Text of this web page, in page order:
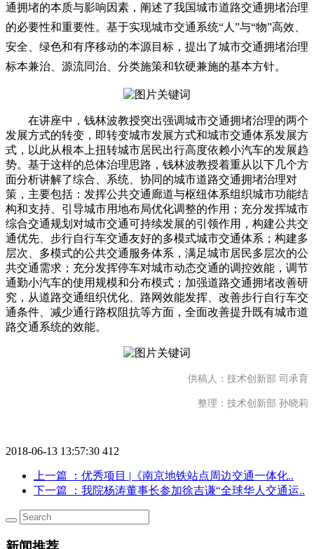
通拥堵的本质与影响因素，阐述了我国城市道路交通拥堵治理
的必要性和重要性。基于实现城市交通系统“人”与“物”高效、
安全、绿色和有序移动的本源目标，提出了城市交通拥堵治理
标本兼治、源流同治、分类施策和软硬兼施的基本方针。
在讲座中，钱林波教授突出强调城市交通拥堵治理的两个
发展方式的转变，即转变城市发展方式和城市交通体系发展方
式，以此从根本上扭转城市居民出行高度依赖小汽车的发展趋
势。基于这样的总体治理思路，钱林波教授着重从以下几个方
面分析讲解了综合、系统、协同的城市道路交通拥堵治理对
策，主要包括：发挥公共交通廊道与枢纽体系组织城市功能结
构和支持、引导城市用地布局优化调整的作用；充分发挥城市
综合交通规划对城市交通可持续发展的引领作用，构建公共交
通优先、步行自行车交通友好的多模式城市交通体系；构建多
层次、多模式的公共交通服务体系，满足城市居民多层次的公
共交通需求；充分发挥停车对城市动态交通的调控效能，调节
通勤小汽车的使用规模和分布模式；加强道路交通拥堵改善研
究，从道路交通组织优化、路网效能发挥、改善步行自行车交
通条件、减少通行路权阻抗等方面，全面改善提升既有城市道
路交通系统的效能。
供稿人：技术创新部 司承育
整理：技术创新部 孙晓莉
2018-06-13 13:57:30 412
上一篇
：优秀项目 |《南京地铁站点周边交通一体化..
下一篇
：我院杨涛董事长参加徐吉谦“全球华人交通运..